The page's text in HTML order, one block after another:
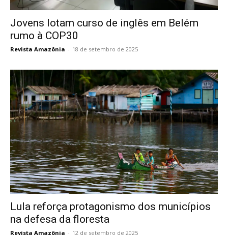
Jovens lotam curso de inglês em Belém
rumo à COP30
Revista Amazônia - 18 de setembro de 2025
Lula reforça protagonismo dos municípios
na defesa da floresta
Revista Amazônia - 12 de setembro de 2025